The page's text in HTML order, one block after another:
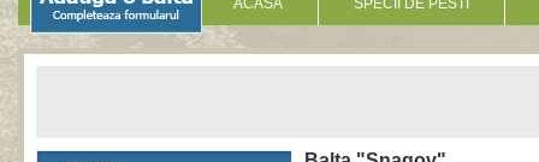
ACASA SPECII DE PESTI